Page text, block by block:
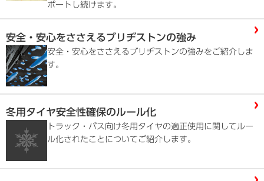
ポートし続けます。
安全・安心をささえるブリヂストンの強み
安全・安心をささえるブリヂストンの強みをご紹介しま
す。
冬用タイヤ安全性確保のルール化
トラック・バス向け冬用タイヤの適正使用に関してルー
ル化されたことについてご紹介します。